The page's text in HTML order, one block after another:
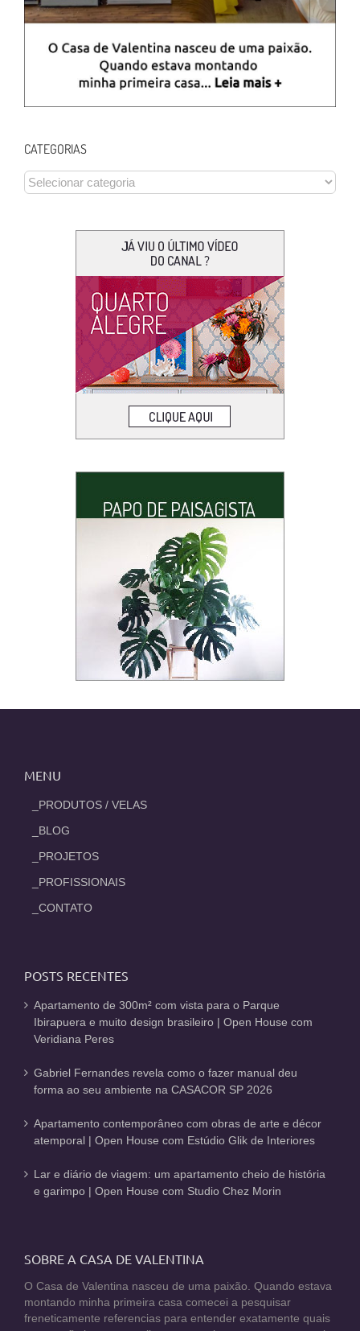
CATEGORIAS
CATEGORIAS
MENU
_PRODUTOS / VELAS
_BLOG
_PROJETOS
_PROFISSIONAIS
_CONTATO
POSTS RECENTES
Apartamento de 300m² com vista para o Parque
Ibirapuera e muito design brasileiro | Open House com
Veridiana Peres
Gabriel Fernandes revela como o fazer manual deu
forma ao seu ambiente na CASACOR SP 2026
Apartamento contemporâneo com obras de arte e décor
atemporal | Open House com Estúdio Glik de Interiores
Lar e diário de viagem: um apartamento cheio de história
e garimpo | Open House com Studio Chez Morin
SOBRE A CASA DE VALENTINA
O Casa de Valentina nasceu de uma paixão. Quando estava
montando minha primeira casa comecei a pesquisar
freneticamente referencias para entender exatamente quais